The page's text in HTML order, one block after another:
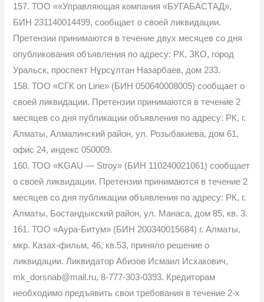
157. ТОО ««Управляющая компания «БУГАБАСТАД»,
БИН 231140014499, сообщает о своей ликвидации.
Претензии принимаются в течение двух месяцев со дня
опубликования объявления по адресу: РК, ЗКО, город
Уральск, проспект Нұрсұлтан Назарбаев, дом 233.
158. ТОО «СГК on Line» (БИН 050640008005) сообщает о
своей ликвидации. Претензии принимаются в течение 2
месяцев со дня публикации объявления по адресу: РК, г.
Алматы, Алмалинский район, ул. Розыбакиева, дом 61,
офис 24, индекс 050009.
160. ТОО «KGAU — Stroy» (БИН 110240021061) сообщает
о своей ликвидации. Претензии принимаются в течение 2
месяцев со дня публикации объявления по адресу: РК, г.
Алматы, Бостандыкский район, ул. Манаса, дом 85, кв. 3.
161. ТОО «Аура-Битум» (БИН 200340015684) г. Алматы,
мкр. Казах-фильм, 46, кв.53, приняло решение о
ликвидации. Ликвидатор Абизов Исмаил Исхакович,
mk_dorsnab@mail.ru, 8-777-303-0393. Кредиторам
необходимо предъявить свои требования в течение 2-х